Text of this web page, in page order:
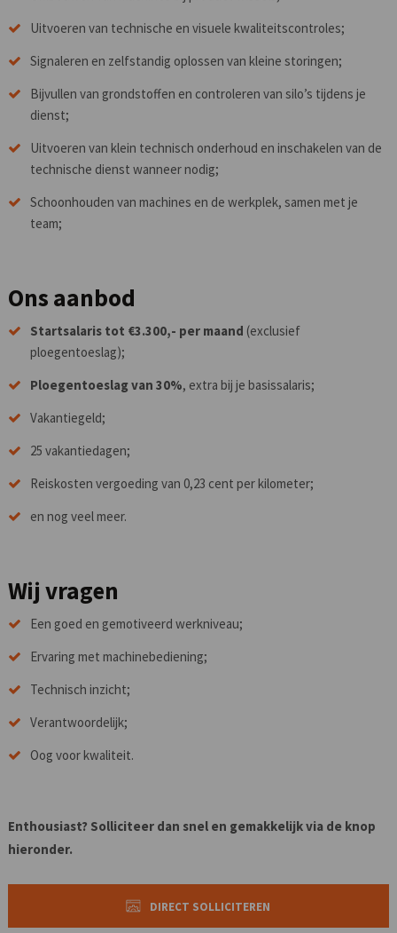
Uitvoeren van technische en visuele kwaliteitscontroles;
Signaleren en zelfstandig oplossen van kleine storingen;
Bijvullen van grondstoffen en controleren van silo’s tijdens je
dienst;
Uitvoeren van klein technisch onderhoud en inschakelen van de
technische dienst wanneer nodig;
Schoonhouden van machines en de werkplek, samen met je
team;
Ons aanbod
Startsalaris tot €3.300,- per maand (exclusief
ploegentoeslag);
Ploegentoeslag van 30%, extra bij je basissalaris;
Vakantiegeld;
25 vakantiedagen;
Reiskosten vergoeding van 0,23 cent per kilometer;
en nog veel meer.
Wij vragen
Een goed en gemotiveerd werkniveau;
Ervaring met machinebediening;
Technisch inzicht;
Verantwoordelijk;
Oog voor kwaliteit.
Enthousiast? Solliciteer dan snel en gemakkelijk via de knop
hieronder.
DIRECT SOLLICITEREN